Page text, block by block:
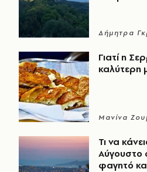
Δήμητρα
Γιατί η
καλύτερη
Μανίνα
Τι να
Αύγουστο
φαγητό